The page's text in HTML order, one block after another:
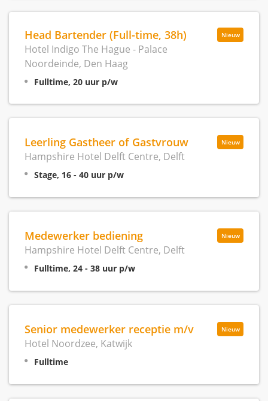
Nieuw
Head Bartender (Full-time, 38h)
Hotel Indigo The Hague - Palace
Noordeinde, Den Haag
Fulltime, 20 uur p/w
Nieuw
Leerling Gastheer of Gastvrouw
Hampshire Hotel Delft Centre, Delft
Stage, 16 - 40 uur p/w
Nieuw
Medewerker bediening
Hampshire Hotel Delft Centre, Delft
Fulltime, 24 - 38 uur p/w
Nieuw
Senior medewerker receptie m/v
Hotel Noordzee, Katwijk
Fulltime